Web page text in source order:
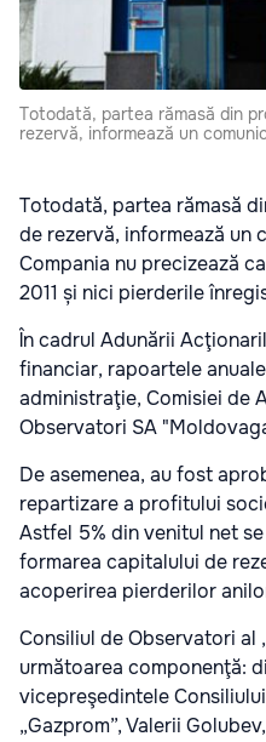
Totodată, partea rămasă din
rezervă, informează un
Totodată, partea rămasă
de rezervă, informează un
Compania nu precizează
2011 și nici pierderile
În cadrul Adunării
financiar, rapoartele
administraţie, Comisiei de
Observatori SA
De asemenea, au fost
repartizare a profitului
Astfel 5% din venitul net
formarea capitalului de
acoperirea pierderilor
Consiliul de Observatori al
următoarea componenţă:
vicepreşedintele
„Gazprom”, Valerii